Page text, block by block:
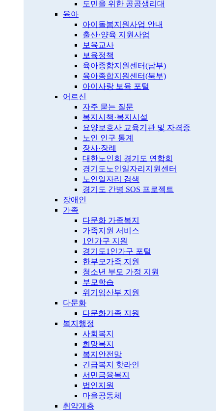
도민을 위한 공공생리대
육아
아이돌봄지원사업 안내
출산·양육 지원사업
보육교사
보육정책
육아종합지원센터(남부)
육아종합지원센터(북부)
아이사랑 보육 포털
어르신
자주 묻는 질문
복지시책·복지시설
요양보호사 교육기관 및 자격증
노인 인구 통계
장사·장례
대한노인회 경기도 연합회
경기도노인일자리지원센터
노인일자리 검색
경기도 간병 SOS 프로젝트
장애인
가족
다문화 가족복지
가족지원 서비스
1인가구 지원
경기도1인가구 포털
한부모가족 지원
청소년 부모 가정 지원
부모학습
위기임산부 지원
다문화
다문화가족 지원
복지행정
사회복지
희망복지
복지안전망
긴급복지 핫라인
서민금융복지
법인지원
마을공동체
취약계층